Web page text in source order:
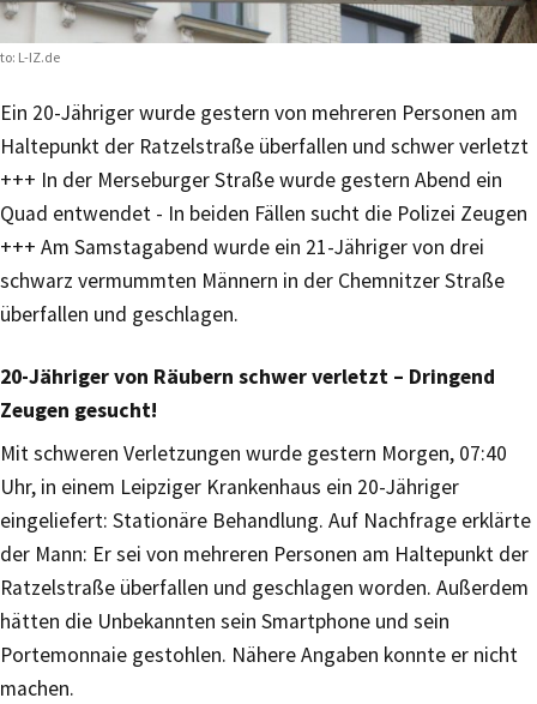
L-IZ.de
Ein 20-Jähriger wurde gestern von mehreren Personen am
Haltepunkt der Ratzelstraße überfallen und schwer verletzt
+++ In der Merseburger Straße wurde gestern Abend ein
Quad entwendet - In beiden Fällen sucht die Polizei Zeugen
+++ Am Samstagabend wurde ein 21-Jähriger von drei
schwarz vermummten Männern in der Chemnitzer Straße
überfallen und geschlagen.
20-Jähriger von Räubern schwer verletzt – Dringend
Zeugen gesucht!
Mit schweren Verletzungen wurde gestern Morgen, 07:40
Uhr, in einem Leipziger Krankenhaus ein 20-Jähriger
eingeliefert: Stationäre Behandlung. Auf Nachfrage erklärte
der Mann: Er sei von mehreren Personen am Haltepunkt der
Ratzelstraße überfallen und geschlagen worden. Außerdem
hätten die Unbekannten sein Smartphone und sein
Portemonnaie gestohlen. Nähere Angaben konnte er nicht
machen.